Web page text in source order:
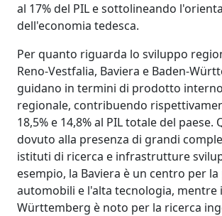
al 17% del PIL e sottolineando
dell'economia tedesca.
Per quanto riguarda lo sviluppo
Reno-Vestfalia, Baviera e Baden-
guidano in termini di prodotto
regionale, contribuendo
18,5% e 14,8% al PIL totale del paese.
dovuto alla presenza di grandi
istituti di ricerca e infrastrutture
esempio, la Baviera è un centro per
automobili e l'alta tecnologia, mentre
Württemberg è noto per la ricerca